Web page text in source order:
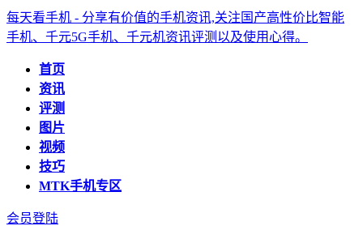
每天看手机 - 分享有价值的手机资讯,关注国产高性价比智能
手机、千元5G手机、千元机资讯评测以及使用心得。
首页
资讯
评测
图片
视频
技巧
MTK手机专区
会员登陆